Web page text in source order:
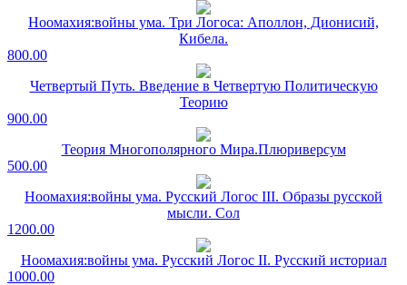
Ноомахия:войны ума. Три Логоса: Аполлон, Дионисий,
Кибела.
800.00
Четвертый Путь. Введение в Четвертую Политическую
Теорию
900.00
Теория Многополярного Мира.Плюриверсум
500.00
Ноомахия:войны ума. Русский Логос III. Образы русской
мысли. Сол
1200.00
Ноомахия:войны ума. Русский Логос II. Русский историал
1000.00